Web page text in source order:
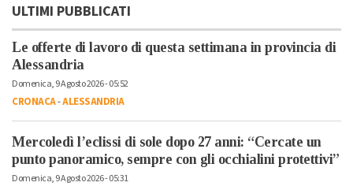
ULTIMI PUBBLICATI
Le offerte di lavoro di questa settimana in provincia di
Alessandria
Domenica, 9 Agosto 2026 - 05:52
CRONACA-ALESSANDRIA
Mercoledì l’eclissi di sole dopo 27 anni: “Cercate un
punto panoramico, sempre con gli occhialini protettivi”
Domenica, 9 Agosto 2026 - 05:31